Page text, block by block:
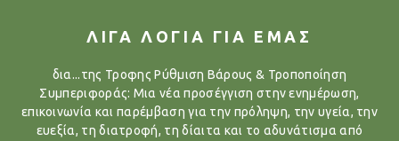
ΛΙΓΑ ΛΟΓΙΑ ΓΙΑ ΕΜΑΣ
δια...της Τροφης Ρύθμιση Βάρους & Τροποποίηση
Συμπεριφοράς: Μια νέα προσέγγιση στην ενημέρωση,
επικοινωνία και παρέμβαση για την πρόληψη, την υγεία, την
ευεξία, τη διατροφή, τη δίαιτα και το αδυνάτισμα από